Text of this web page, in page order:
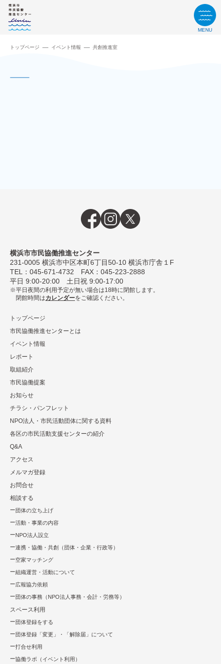
MENU
トップページ イベント情報 共創推進室
横浜市市民協働推進センター
231-0005 横浜市中区本町6丁⽬50-10 横浜市庁舎１F
TEL： 045-671-4732 FAX：045-223-2888
平⽇ 9:00-20:00 ⼟⽇祝 9:00-17:00
平日夜間の利用予定が無い場合は18時に閉館します。
閉館時間はカレンダーをご確認ください。
トップページ
市民協働推進センターとは
イベント情報
レポート
取組紹介
市⺠協働提案
お知らせ
チラシ・パンフレット
NPO法⼈・市⺠活動団体に関する資料
各区の市⺠活動⽀援センターの紹介
Q&A
アクセス
メルマガ登録
お問合せ
相談する
団体の立ち上げ
活動・事業の内容
NPO法⼈設⽴
連携・協働・共創（団体・企業・⾏政等）
空家マッチング
組織運営・活動について
広報協⼒依頼
団体の事務（NPO法人事務・会計・労務等）
スペース利用
団体登録をする
団体登録「変更」・「解除届」について
打合せ利用
協働ラボ（イベント利⽤）